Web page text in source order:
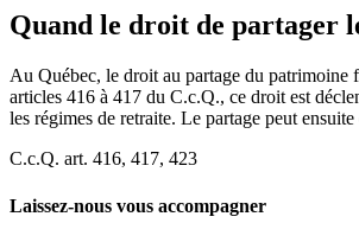
Quand le droit de partager
Au Québec, le droit au partage du patrimoine
articles 416 à 417 du C.c.Q., ce droit est
les régimes de retraite. Le partage peut
C.c.Q. art. 416, 417, 423
Laissez-nous vous accompagner